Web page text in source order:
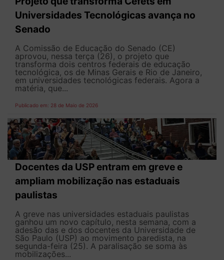
Universidades Tecnológicas avança no
Senado
A Comissão de Educação do Senado (CE)
aprovou, nessa terça (26), o projeto que
transforma dois centros federais de educação
tecnológica, os de Minas Gerais e Rio de Janeiro,
em universidades tecnológicas federais. Agora a
matéria, que...
Publicado em: 28 de Maio de 2026
Docentes da USP entram em greve e
ampliam mobilização nas estaduais
paulistas
A greve nas universidades estaduais paulistas
ganhou um novo capítulo, nesta semana, com a
adesão das e dos docentes da Universidade de
São Paulo (USP) ao movimento paredista, na
segunda-feira (25). A paralisação se soma às
mobilizações...